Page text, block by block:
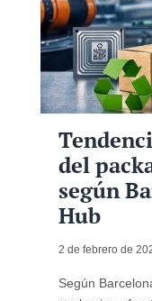
del
según
Hub
2 de febrero de
Según